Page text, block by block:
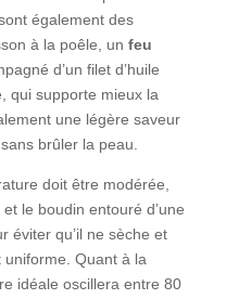
également des
à la poêle, un feu
d’un filet d’huile
qui supporte mieux la
une légère saveur
brûler la peau.
doit être modérée,
le boudin entouré d’une
éviter qu’il ne sèche et
Quant à la
idéale oscillera entre 80